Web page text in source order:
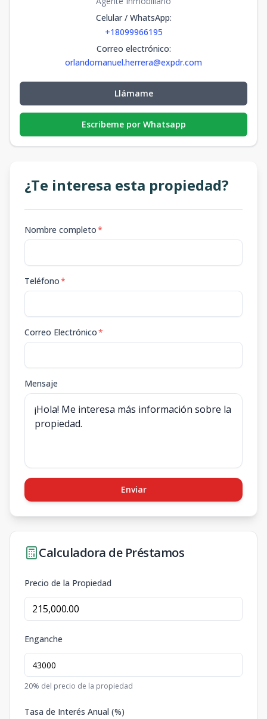
Celular / WhatsApp:
+18099966195
Correo electrónico:
orlandomanuel.herrera@expdr.com
Llámame
Escribeme por Whatsapp
¿Te interesa esta propiedad?
Nombre completo*
Teléfono*
Correo Electrónico*
Mensaje
Enviar
Calculadora de Préstamos
Precio de la Propiedad
Enganche
20% del precio de la propiedad
Tasa de Interés Anual (%)